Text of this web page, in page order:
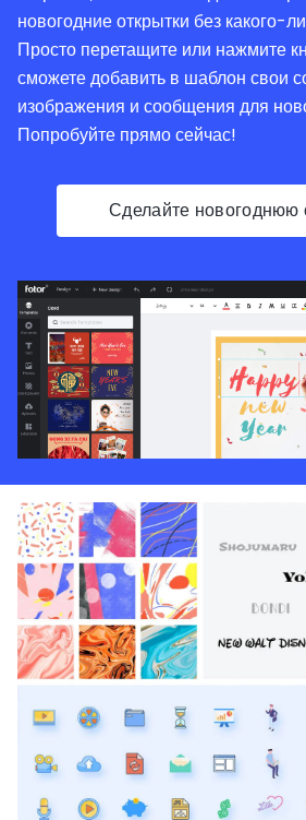
новогодние открытки без какого-
Просто перетащите или нажмите
сможете добавить в шаблон свои
изображения и сообщения для
Попробуйте прямо сейчас!
Сделайте новогоднюю